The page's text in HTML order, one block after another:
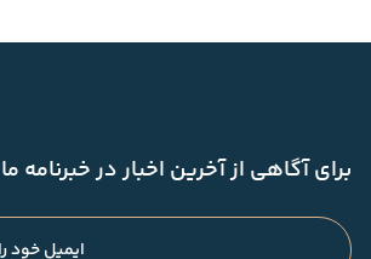
برای آگاهی از آخرین اخبار در